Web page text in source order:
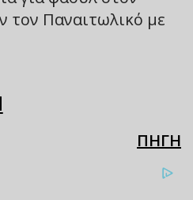
τον Παναιτωλικό με
ΠΗΓΗ